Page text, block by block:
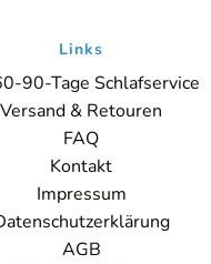
Links
90-Tage Schlafservice
Versand & Retouren
FAQ
Kontakt
Impressum
AGB